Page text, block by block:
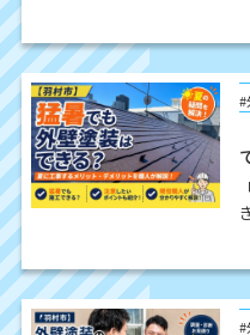
#
き
#